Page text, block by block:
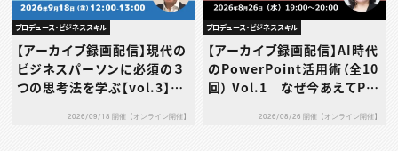
プロデュース・ビジネススキル
【アーカイブ録画配信】現代の
ビジネスパーソンに必須の３
つの思考法を学ぶ【vol.3】デ
2026/09/18 開催【オンライン開催】
プロデュース・ビジネススキル
【アーカイブ録画配信】AI時代
のPowerPoint活用術（全10
回） Vol.1 なぜ今あえてPo
2026/08/26 開催【オンライン開催】